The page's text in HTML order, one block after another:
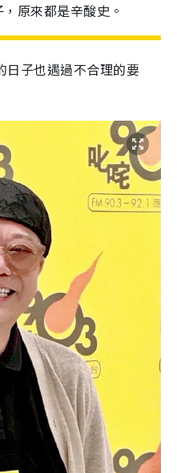
原來都是辛酸史。
子也遇過不合理的要